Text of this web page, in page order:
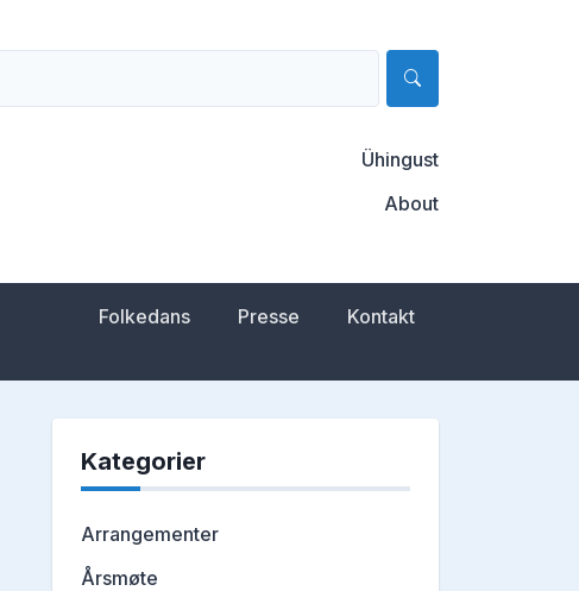
Ühingust
About
Folkedans Presse Kontakt
Kategorier
Arrangementer
Årsmøte